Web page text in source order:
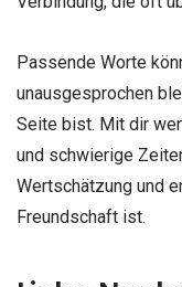
Passende Worte
unausgesprochen
Seite bist. Mit dir
und schwierige
Wertschätzung und
Freundschaft ist.